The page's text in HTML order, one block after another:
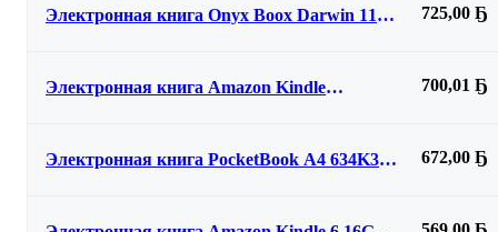
Электронная книга Onyx Boox Darwin 11
725,00 Ҕ
Электронная книга Amazon Kindle
700,01 Ҕ
Электронная книга PocketBook A4 634K3
672,00 Ҕ